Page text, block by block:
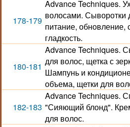
178-179
Advance Techniques.
волосами. Сыворотки
питание, обновление,
гладкость.
180-181
Advance Techniques.
для волос, щетка с
Шампунь и
объема, щетки для
182-183
Advance Techniques.
"Сияющий блонд".
для волос.